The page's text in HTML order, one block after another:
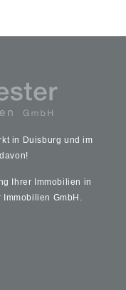
in Duisburg und im
Ihrer Immobilien in
GmbH.